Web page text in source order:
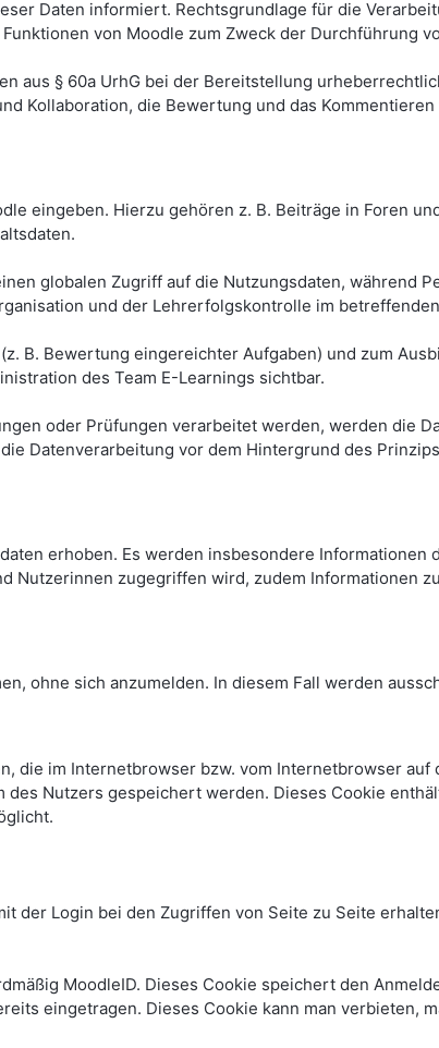
Daten informiert. Rechtsgrundlage für die
von Moodle zum Zweck der Durchführung
aus § 60a UrhG bei der Bereitstellung
Kollaboration, die Bewertung und das
eingeben. Hierzu gehören z. B. Beiträge in Foren
globalen Zugriff auf die Nutzungsdaten, während
und der Lehrerfolgskontrolle im
B. Bewertung eingereichter Aufgaben) und zum
des Team E-Learnings sichtbar.
oder Prüfungen verarbeitet werden, werden die
Datenverarbeitung vor dem Hintergrund des
erhoben. Es werden insbesondere
Nutzerinnen zugegriffen wird, zudem Informationen
ohne sich anzumelden. In diesem Fall werden
die im Internetbrowser bzw. vom Internetbrowser
Nutzers gespeichert werden. Dieses Cookie
der Login bei den Zugriffen von Seite zu Seite
MoodleID. Dieses Cookie speichert den
eingetragen. Dieses Cookie kann man verbieten,